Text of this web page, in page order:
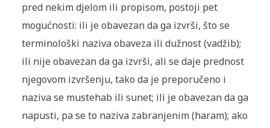
pred nekim djelom ili propisom, postoji pet
mogućnosti: ili je obavezan da ga izvrši, što se
terminološki naziva obaveza ili dužnost (vadžib);
ili nije obavezan da ga izvrši, ali se daje prednost
njegovom izvršenju, tako da je preporučeno i
naziva se mustehab ili sunet; ili je obavezan da ga
napusti, pa se to naziva zabranjenim (haram); ako